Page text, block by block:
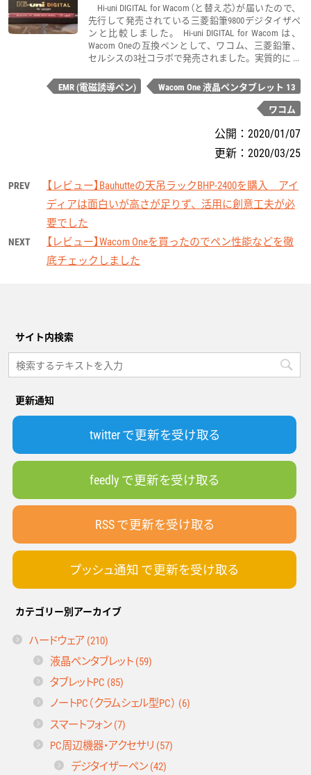
Hi-uni DIGITAL for Wacom（と替え芯）が届いたので、
先行して発売されている三菱鉛筆9800デジタイザペ
ンと比較しました。 Hi-uni DIGITAL for Wacom は、
Wacom Oneの互換ペンとして、ワコム、三菱鉛筆、
セルシスの3社コラボで発売されました。実質的に ...
EMR (電磁誘導ペン)
Wacom One 液晶ペンタブレット 13
ワコム
公開： 2020/01/07
更新： 2020/03/25
PREV
【レビュー】Bauhutteの天吊ラックBHP-2400を購入 アイ
ディアは面白いが高さが足りず、活用に創意工夫が必
要でした
NEXT
【レビュー】Wacom Oneを買ったのでペン性能などを徹
底チェックしました
サイト内検索
更新通知
twitter で更新を受け取る
feedly で更新を受け取る
RSS で更新を受け取る
プッシュ通知 で更新を受け取る
カテゴリー別アーカイブ
ハードウェア (210)
液晶ペンタブレット (59)
タブレットPC (85)
ノートPC（クラムシェル型PC） (6)
スマートフォン (7)
PC周辺機器・アクセサリ (57)
デジタイザーペン (42)